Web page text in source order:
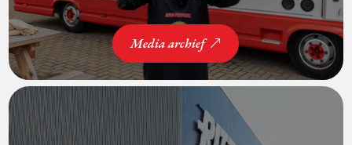
Media archief